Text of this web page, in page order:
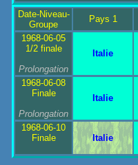
Date-Niveau-
Groupe
Pays 1
1968-06-05
1/2 finale
Prolongation
Italie
1968-06-08
Finale
Prolongation
Italie
1968-06-10
Finale
Italie